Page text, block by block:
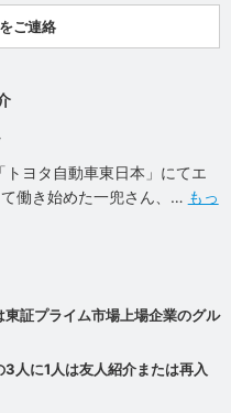
ご連絡
トヨタ自動車東日本」にてエ
働き始めた一兜さん、
もっ
東証プライム市場上場企業のグル
3人に1人は友人紹介または再入